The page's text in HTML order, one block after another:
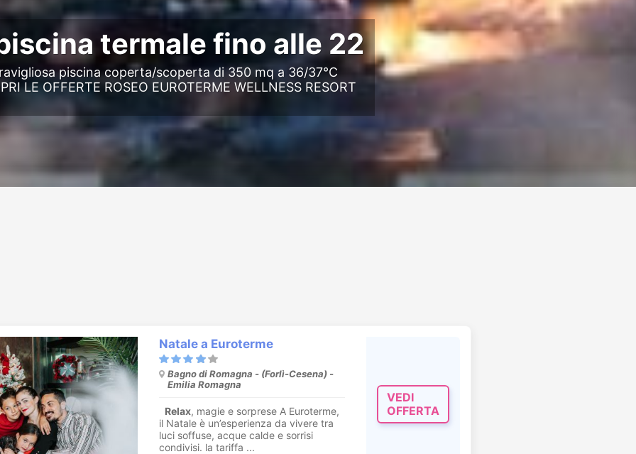
termale fino alle 22
piscina coperta/scoperta di 350 mq a 36/37°C
LE OFFERTE ROSEO EUROTERME WELLNESS RESORT
Natale a Euroterme
Bagno di Romagna - (Forlì-Cesena) -
Emilia Romagna
Relax, magie e sorprese A Euroterme,
il Natale è un’esperienza da vivere tra
luci soffuse, acque calde e sorrisi
condivisi. la tariffa ...
VEDI
OFFERTA